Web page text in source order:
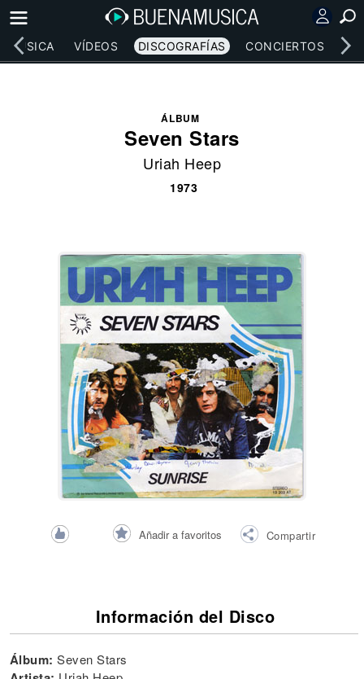
MÚSICA VÍDEOS DISCOGRAFÍAS CONCIERTOS
ÁLBUM
Seven Stars
Uriah Heep
1973
Añadir a favoritos Compartir
Información del Disco
Álbum: Seven Stars